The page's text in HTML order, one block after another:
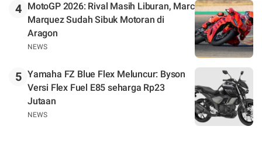
4
MotoGP 2026: Rival Masih Liburan, Marc
Marquez Sudah Sibuk Motoran di
Aragon
NEWS
5 Yamaha FZ Blue Flex Meluncur: Byson
Versi Flex Fuel E85 seharga Rp23
Jutaan
NEWS